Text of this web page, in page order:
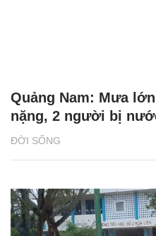
ĐỜI SỐNG
Quảng Nam: Mưa
nặng, 2 người bị